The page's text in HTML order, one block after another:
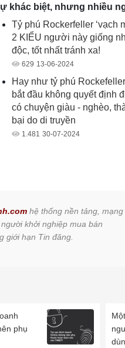
khác biệt, nhưng nhiều
Tỷ phú Rockerfeller ‘vạch
2 KIỂU người này giống
độc, tốt nhất tránh xa!
629 13-06-2024
Hay như tỷ phú
bắt đầu không quyết định
có chuyện giàu - nghèo,
bại do di truyền
1.481 30-07-2024
hệ thống nền tảng, mạng
khởi nghiệp mua bán
giới hạn Tin đăng.
phụ